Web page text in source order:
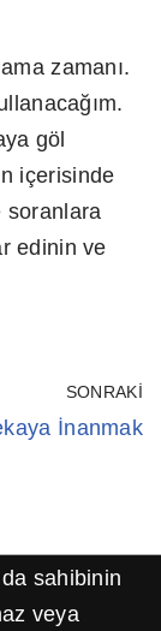
zamanı.
göl
içerisinde
soranlara
edinin ve
SONRAKI
İnanmak
sahibinin
veya